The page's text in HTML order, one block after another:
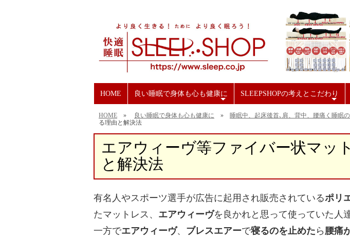
HOME 良い睡眠で身体も心も健康に SLEEPSHOPの考えとこだわり
HOME » 良い睡眠で身体も心も健康に » 睡眠中、起床後首､肩、背中、腰痛く睡眠
る理由と解決法
エアウィーヴ等ファイバー状マッ
と解決法
有名人やスポーツ選手が広告に起用され販売されているポリ
たマットレス、 エアウィーヴを良かれと思って使っていた人
一方でエアウィーヴ、 ブレスエアーで寝るのを止めた ら 腰痛